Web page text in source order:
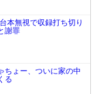
本無視で収録打ち切り
謝罪
ちょー、ついに家の中
る